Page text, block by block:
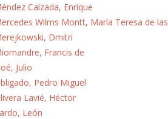
Calzada, Enrique
Wilms Montt, María Teresa de las
Dmitri
Francis de
Julio
Pedro Miguel
Lavié, Héctor
León